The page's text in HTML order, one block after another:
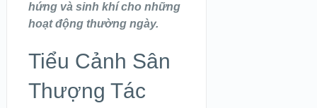
hứng và sinh khí cho những
hoạt động thường ngày.
Tiểu Cảnh Sân
Thượng Tác